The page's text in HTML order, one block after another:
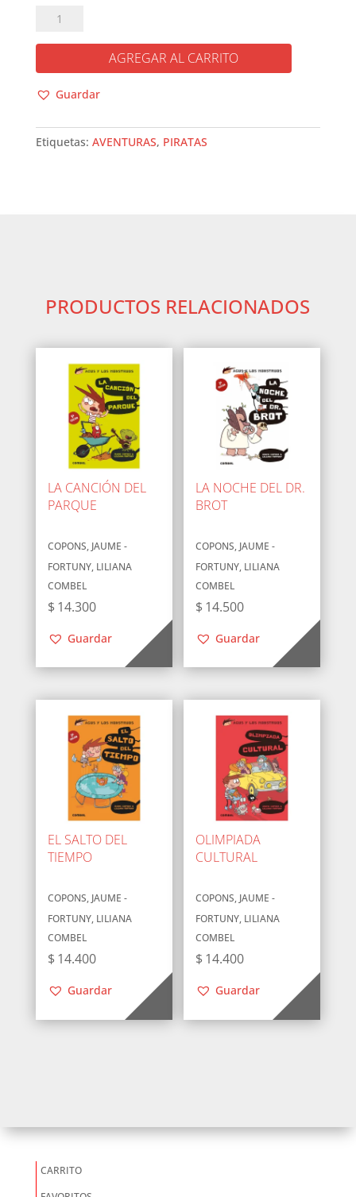
PIRATAS
TESOROS
cantidad
AGREGAR AL CARRITO
Guardar
Etiquetas: AVENTURAS, PIRATAS
PRODUCTOS RELACIONADOS
LA CANCIÓN DEL
PARQUE
COPONS, JAUME -
FORTUNY, LILIANA
COMBEL
$ 14.300
Guardar
LA NOCHE DEL DR.
BROT
COPONS, JAUME -
FORTUNY, LILIANA
COMBEL
$ 14.500
Guardar
EL SALTO DEL
TIEMPO
COPONS, JAUME -
FORTUNY, LILIANA
COMBEL
$ 14.400
Guardar
OLIMPIADA
CULTURAL
COPONS, JAUME -
FORTUNY, LILIANA
COMBEL
$ 14.400
Guardar
CARRITO